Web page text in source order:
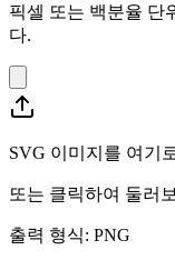
픽셀 또는 백분율 단
다.
SVG 이미지를 여기
또는 클릭하여 둘러보
출력 형식: PNG